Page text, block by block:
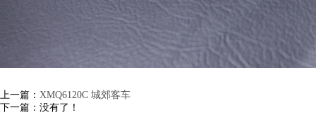
上一篇： XMQ6120C 城郊客车
下一篇：没有了！